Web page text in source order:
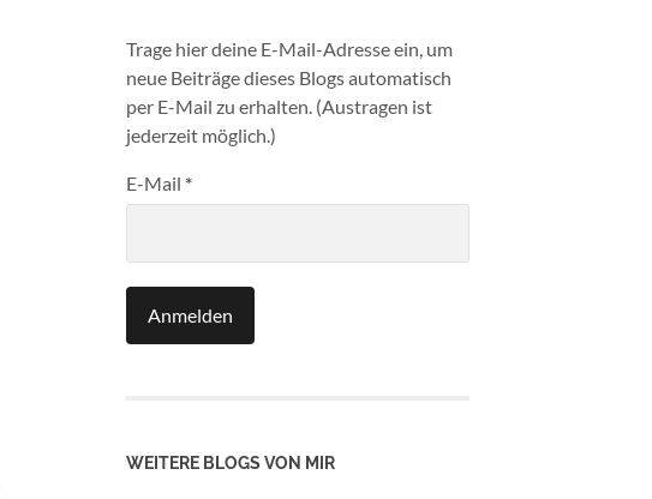
Trage hier deine E-Mail-Adresse ein, um
neue Beiträge dieses Blogs automatisch
per E-Mail zu erhalten. (Austragen ist
jederzeit möglich.)
E-Mail *
WEITERE BLOGS VON MIR